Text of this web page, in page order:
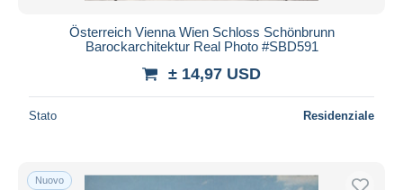
Österreich Vienna Wien Schloss Schönbrunn
Barockarchitektur Real Photo #SBD591
± 14,97 USD
Stato Residenziale
Nuovo